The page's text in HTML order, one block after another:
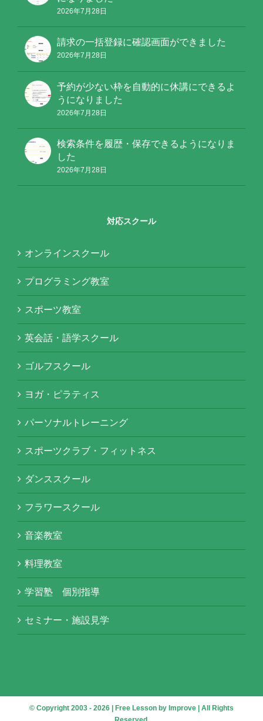
2026年7月28日
請求の一括登録に確認画面ができました
2026年7月28日
予約が少ない枠を自動的に休講にできるよ
うになりました
2026年7月28日
検索条件を履歴・保存できるようになりま
した
2026年7月28日
対応スクール
オンラインスクール
プログラミング教室
スポーツ教室
英会話・語学スクール
ゴルフスクール
ヨガ・ピラティス
パーソナルトレーニング
スポーツクラブ・フィットネス
ダンススクール
フラワースクール
音楽教室
料理教室
学習塾 個別指導
セミナー・施設見学
© Copyright 2003 - 2026 | Free Lesson by Improve | All Rights